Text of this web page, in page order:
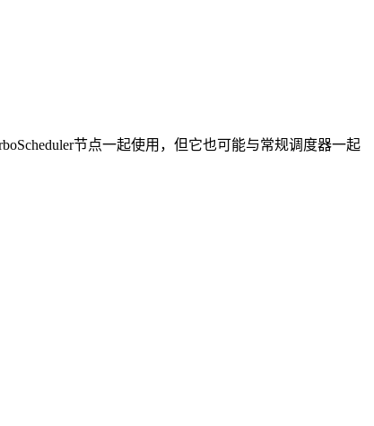
节点一起使用，但它也可能与常规调度器一起